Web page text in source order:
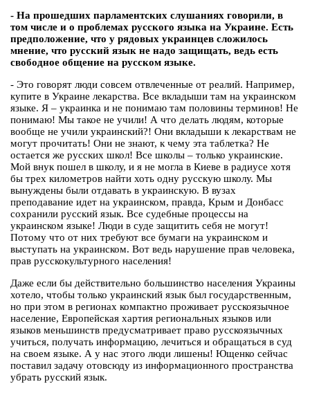
- На прошедших парламентских слушаниях говорили, в
том числе и о проблемах русского языка на Украине. Есть
предположение, что у рядовых украинцев сложилось
мнение, что русский язык не надо защищать, ведь есть
свободное общение на русском языке.
- Это говорят люди совсем отвлеченные от реалий. Например,
купите в Украине лекарства. Все вкладыши там на украинском
языке. Я – украинка и не понимаю там половины терминов! Не
понимаю! Мы такое не учили! А что делать людям, которые
вообще не учили украинский?! Они вкладыши к лекарствам не
могут прочитать! Они не знают, к чему эта таблетка? Не
остается же русских школ! Все школы – только украинские.
Мой внук пошел в школу, и я не могла в Киеве в радиусе хотя
бы трех километров найти хоть одну русскую школу. Мы
вынуждены были отдавать в украинскую. В вузах
преподавание идет на украинском, правда, Крым и Донбасс
сохранили русский язык. Все судебные процессы на
украинском языке! Люди в суде защитить себя не могут!
Потому что от них требуют все бумаги на украинском и
выступать на украинском. Вот ведь нарушение прав человека,
прав русскокультурного населения!
Даже если бы действительно большинство населения Украины
хотело, чтобы только украинский язык был государственным,
но при этом в регионах компактно проживает русскоязычное
население, Европейская хартия региональных языков или
языков меньшинств предусматривает право русскоязычных
учиться, получать информацию, лечиться и обращаться в суд
на своем языке. А у нас этого люди лишены! Ющенко сейчас
поставил задачу отовсюду из информационного пространства
убрать русский язык.